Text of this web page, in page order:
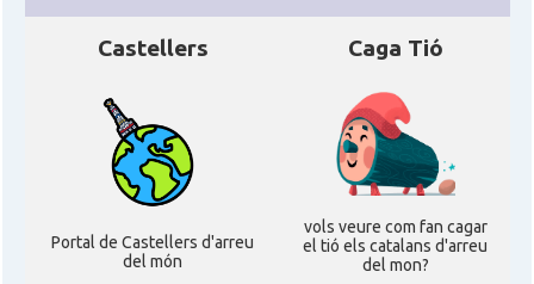
Castellers
Portal de Castellers d'arreu
del món
Caga Tió
vols veure com fan cagar
el tió els catalans d'arreu
del mon?